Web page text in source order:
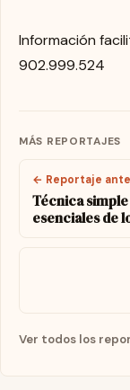
Información
902.999.524
MÁS REPORTAJES
← Reportaje
Técnica
esenciales de
Ver todos los